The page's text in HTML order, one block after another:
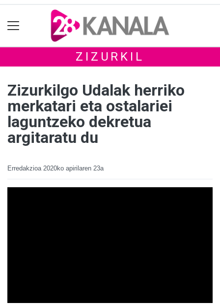
ZIZURKIL
Zizurkilgo Udalak herriko
merkatari eta ostalariei
laguntzeko dekretua
argitaratu du
Erredakzioa 2020ko apirilaren 23a